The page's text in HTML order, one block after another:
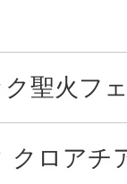
聖火フ
クロアチ